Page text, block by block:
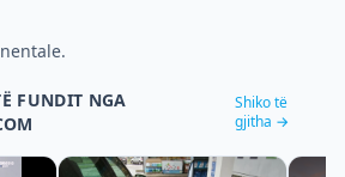
FUNDIT NGA
Shiko të
gjitha →